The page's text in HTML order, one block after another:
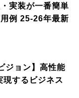
実装が一番簡単
例 25-26年最新
ジョン】高性能
現するビジネス